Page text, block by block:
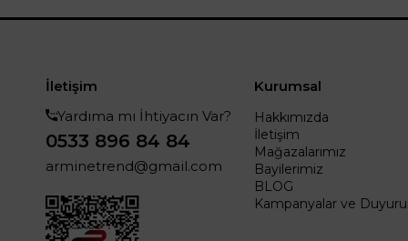
İletişim
Yardıma mı İhtiyacın Var?
0533 896 84 84
arminetrend@gmail.com
Kurumsal
Hakkımızda
İletişim
Mağazalarımız
Bayilerimiz
BLOG
Kampanyalar ve